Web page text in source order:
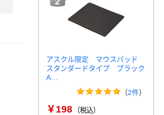
アスクル限定 マウスパッド
スタンダードタイプ ブラック
A…
（2件）
￥198 （税込）